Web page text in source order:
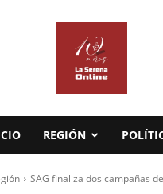
REGIÓN
SAG finaliza dos campañas